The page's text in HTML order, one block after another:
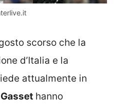
scorso che la
d’Italia e la
attualmente in
Gasset hanno